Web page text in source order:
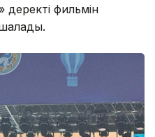
деректі фильмін